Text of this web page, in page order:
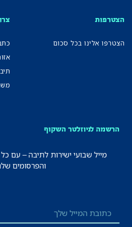
הצטרפות
הצטרפו אלינו בכל סכום
הרשמה לניוזלטר השקוף
מייל שבועי ישירות לתיבה – עם
והפרסומים